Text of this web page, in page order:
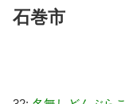
石巻市